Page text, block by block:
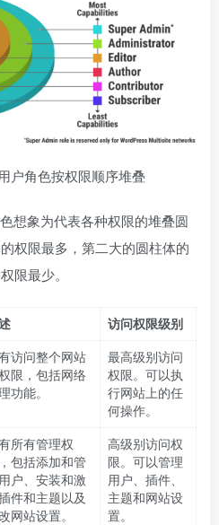
户角色按权限顺序堆叠
想象为代表各种权限的堆叠圆
权限最多，第二大的圆柱体的
限最少。
访问权限级别
访问整个网站
限，包括网络
功能。
最高级别访问
权限。可以执
行网站上的任
何操作。
所有管理权
包括添加和管
户、安装和激
件和主题以及
网站设置。
高级别访问权
限。可以管理
用户、插件、
主题和网站设
置。